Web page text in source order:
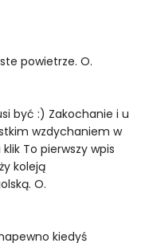
powietrze. O.
być :) Zakochanie i u
wzdychaniem w
To pierwszy wpis
koleją
O.
kiedyś